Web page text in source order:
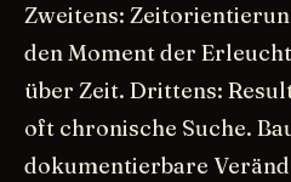
Zweitens:
den Moment der
über Zeit. Drittens:
oft chronische Suche.
dokumentierbare